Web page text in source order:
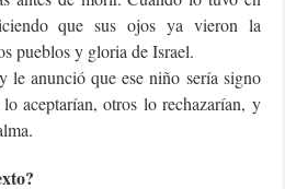
que sus ojos ya vieron la
pueblos y gloria de Israel.
le anunció que ese niño sería signo
aceptarían, otros lo rechazarían, y